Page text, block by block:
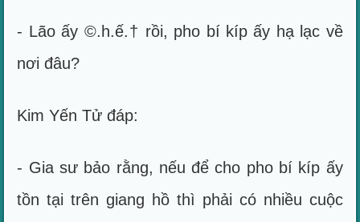
- Lão ấy ©.h.ế.† rồi, pho bí kíp ấy hạ lạc về
nơi đâu?
Kim Yến Tử đáp:
- Gia sư bảo rằng, nếu để cho pho bí kíp ấy
tồn tại trên giang hồ thì phải có nhiều cuộc